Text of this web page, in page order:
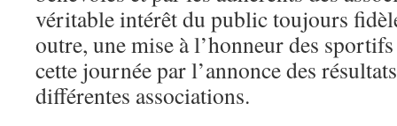
véritable intérêt du public toujours
outre, une mise à l’honneur des
cette journée par l’annonce des
différentes associations.